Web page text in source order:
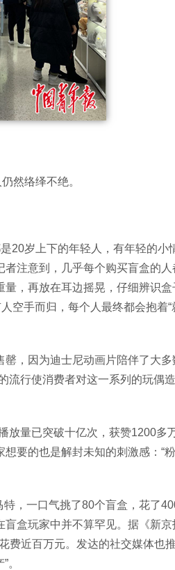
然络绎不绝。
20岁上下的年轻人，有年轻的小
注意到，几乎每个购买盲盒的人
，再放在耳边摇晃，仔细辨识盒
空手而归，每个人最终都会抱着“
，因为迪士尼动画片陪伴了大多
流行使消费者对这一系列的玩偶
放量已突破十亿次，获赞1200多
要的也是解封未知的刺激感：“
，一口气挑了80个盲盒，花了
盒玩家中并不算罕见。据《新京
费近百万元。发达的社交媒体也
。